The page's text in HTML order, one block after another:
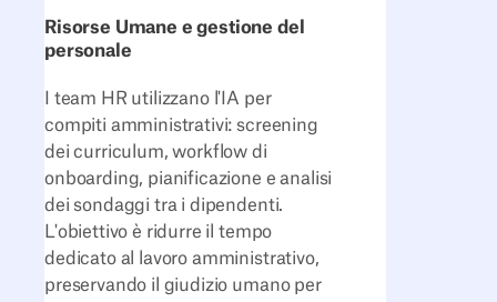
Risorse Umane e gestione del
personale
I team HR utilizzano l'IA per
compiti amministrativi: screening
dei curriculum, workflow di
onboarding, pianificazione e analisi
dei sondaggi tra i dipendenti.
L'obiettivo è ridurre il tempo
dedicato al lavoro amministrativo,
preservando il giudizio umano per